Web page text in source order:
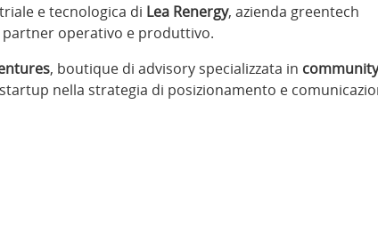
e tecnologica di Lea Renergy, azienda greentech
partner operativo e produttivo.
, boutique di advisory specializzata in community
nella strategia di posizionamento e